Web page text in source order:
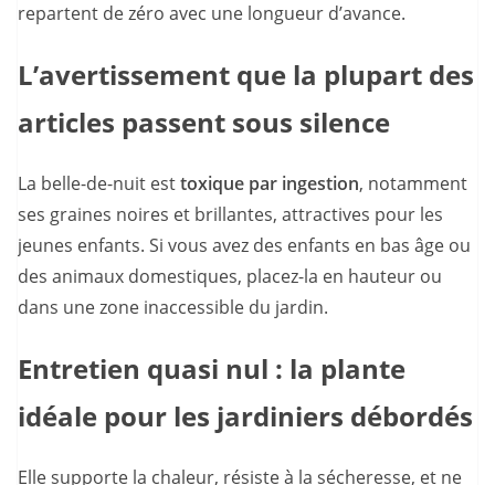
repartent de zéro avec une longueur d’avance.
L’avertissement que la plupart des
articles passent sous silence
La belle-de-nuit esttoxique par ingestion, notamment
ses graines noires et brillantes, attractives pour les
jeunes enfants. Si vous avez des enfants en bas âge ou
des animaux domestiques, placez-la en hauteur ou
dans une zone inaccessible du jardin.
Entretien quasi nul : la plante
idéale pour les jardiniers débordés
Elle supporte la chaleur, résiste à la sécheresse, et ne